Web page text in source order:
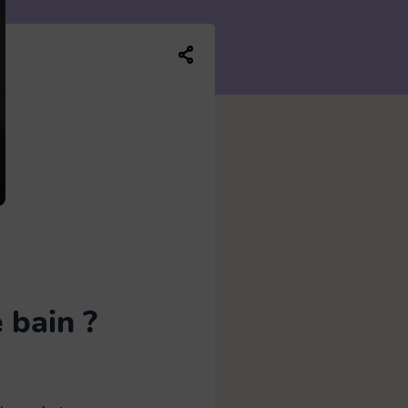
Partager ce contenu sur les réseaux
?